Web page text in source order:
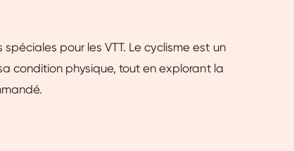
pour les VTT. Le cyclisme est un
condition physique, tout en explorant la